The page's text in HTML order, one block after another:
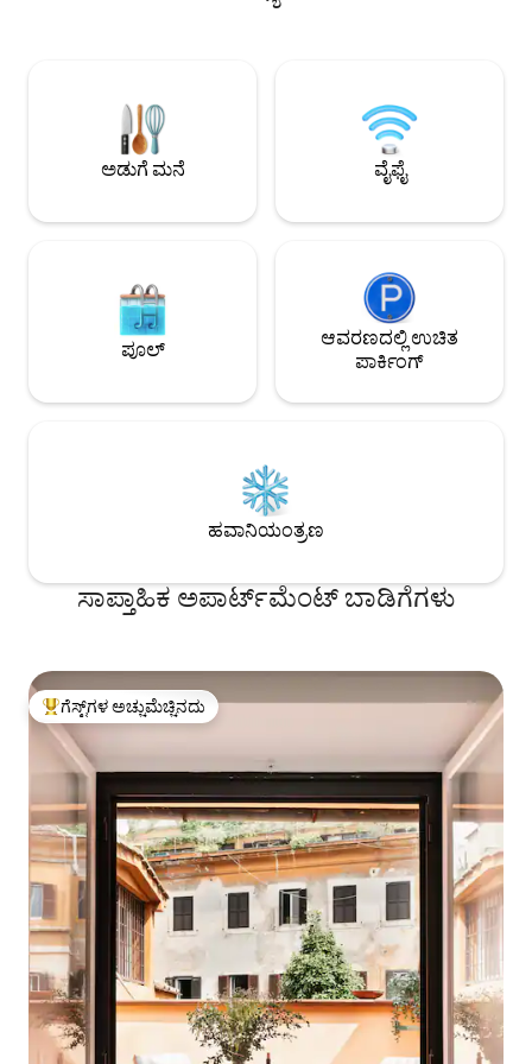
2–4 ಅತಿಥಿಗಳು ವಾಸ್ತವ್ಯ ಹೂಡಬಹುದು. ಹೋಟೆಲ್-
ನಡೆದುಕೊಂಡೇ ಹೋಗಬಹುದು—ಸಾರಿಗೆ ಸೌಲಭ್ಯದ
ಅಗತ್ಯವಿಲ್ಲ. ಸ್ವತಃ ಚೆಕ್-ಇನ್ ಲಭ್ಯವಿದೆ.
ಸುತ್ತಿಡಲಾಗುತ್ತದೆ.
ಅಡುಗೆ ಮನೆ ವೈಫೈ
ಪೂಲ್
ಆವರಣದಲ್ಲಿ ಉಚಿತ
ಪಾರ್ಕಿಂಗ್
ಹವಾನಿಯಂತ್ರಣ
ಸಾಪ್ತಾಹಿಕ ಅಪಾರ್ಟ್‌ಮೆಂಟ್ ಬಾಡಿಗೆಗಳು
ಗೆಸ್ಟ್‌ಗಳಿಗೆ ಅತಿ ಹೆಚ್ಚು ಅಚ್ಚುಮೆಚ್ಚಿನದು
ಗೆಸ್ಟ್‌ಗಳ ಅಚ್ಚುಮೆಚ್ಚಿನದು